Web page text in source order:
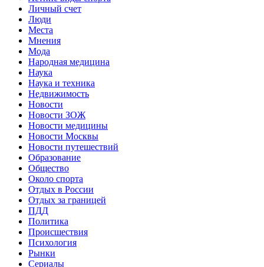
Личный счет
Люди
Места
Мнения
Мода
Народная медицина
Наука
Наука и техника
Недвижимость
Новости
Новости ЗОЖ
Новости медицины
Новости Москвы
Новости путешествий
Образование
Общество
Около спорта
Отдых в России
Отдых за границей
ПДД
Политика
Происшествия
Психология
Рынки
Сериалы